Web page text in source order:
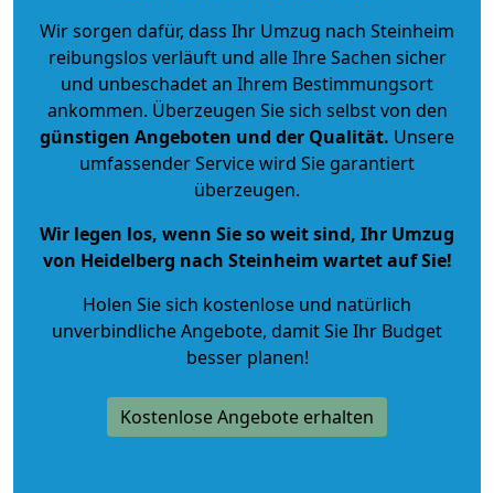
Wir sorgen dafür, dass Ihr Umzug nach Steinheim
reibungslos verläuft und alle Ihre Sachen sicher
und unbeschadet an Ihrem Bestimmungsort
ankommen. Überzeugen Sie sich selbst von den
günstigen Angeboten und der Qualität. Unsere
umfassender Service wird Sie garantiert
überzeugen.
Wir legen los, wenn Sie so weit sind, Ihr Umzug
von Heidelberg nach Steinheim wartet auf Sie!
Holen Sie sich kostenlose und natürlich
unverbindliche Angebote, damit Sie Ihr Budget
besser planen!
Kostenlose Angebote erhalten